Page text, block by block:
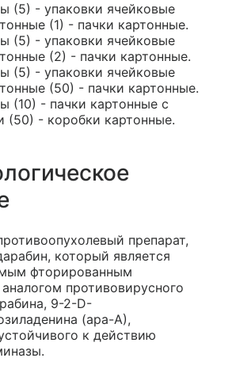
(5) - упаковки ячейковые
(1) - пачки картонные.
(5) - упаковки ячейковые
(2) - пачки картонные.
(5) - упаковки ячейковые
(50) - пачки картонные.
(10) - пачки картонные с
(50) - коробки картонные.
препарат,
который является
фторированным
противовирусного
9-2-D-
(ара-А),
к действию